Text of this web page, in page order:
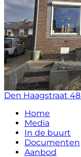
Den Haagstraat 48
Home
Media
In de buurt
Documenten
Aanbod